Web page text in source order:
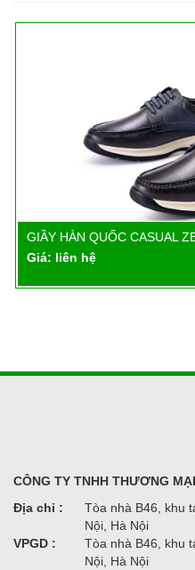
GIẦY HÀN QUỐC CASUAL
Giá: liên hệ
CÔNG TY TNHH THƯƠNG
Địa chỉ :
Tòa nhà B46, khu
Nội, Hà Nội
VPGD :
Tòa nhà B46, khu
Nội, Hà Nội